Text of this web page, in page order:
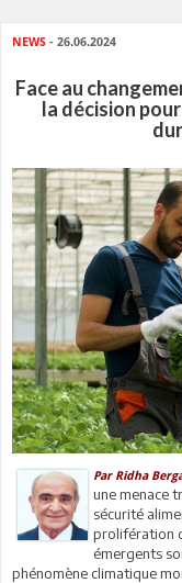
NEWS - 26.06.2024
Face au
la décision
Par Ridha
une menace
sécurité
prolifération
émergents
phénomène climatique